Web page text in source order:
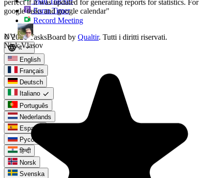
Form Timer
Record Meeting
© 2026 TasksBoard by Qualtir. Tutti i diritti riservati.
language it expand_more
English
Français
Deutsch
Italiano check
Português
Nederlands
Español
Русский
हिन्दी
Norsk
Svenska